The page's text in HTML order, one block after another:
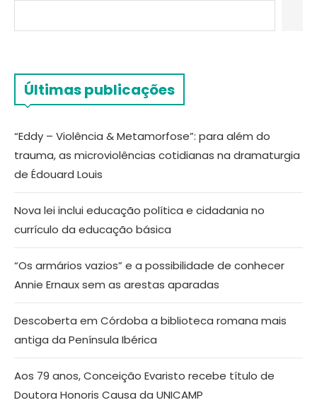
Últimas publicações
“Eddy – Violência & Metamorfose”: para além do
trauma, as microviolências cotidianas na dramaturgia
de Édouard Louis
Nova lei inclui educação política e cidadania no
currículo da educação básica
“Os armários vazios” e a possibilidade de conhecer
Annie Ernaux sem as arestas aparadas
Descoberta em Córdoba a biblioteca romana mais
antiga da Península Ibérica
Aos 79 anos, Conceição Evaristo recebe título de
Doutora Honoris Causa da UNICAMP